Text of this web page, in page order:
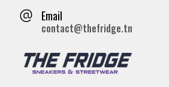
Email
contact@thefridge.tn